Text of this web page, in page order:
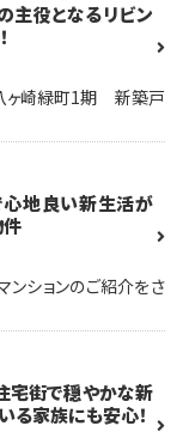
役となるリビン
ヶ崎緑町1期 新築戸
地良い新生活が
件
ンションのご紹介をさ
街で穏やかな新
家族にも安心！